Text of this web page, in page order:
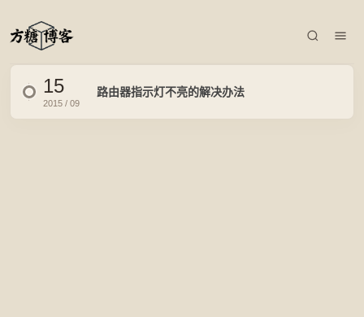
15
2015 / 09
路由器指示灯不亮的解决办法